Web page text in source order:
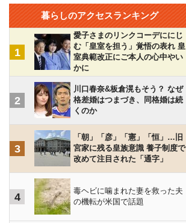
暮らしのアクセスランキング
1
愛子さまのリンクコーデににじ
む「皇室を担う」覚悟の表れ 皇
室典範改正にご本人の心中やい
かに
2
川口春奈&板倉滉もそう？ なぜ
格差婚はつまづき、同格婚は続
くのか
3
「朝」「彦」「憲」「恒」…旧
宮家に残る皇族意識 養子制度で
改めて注目された「通字」
4
毒ヘビに噛まれた妻を救った夫
の機転が米国で話題